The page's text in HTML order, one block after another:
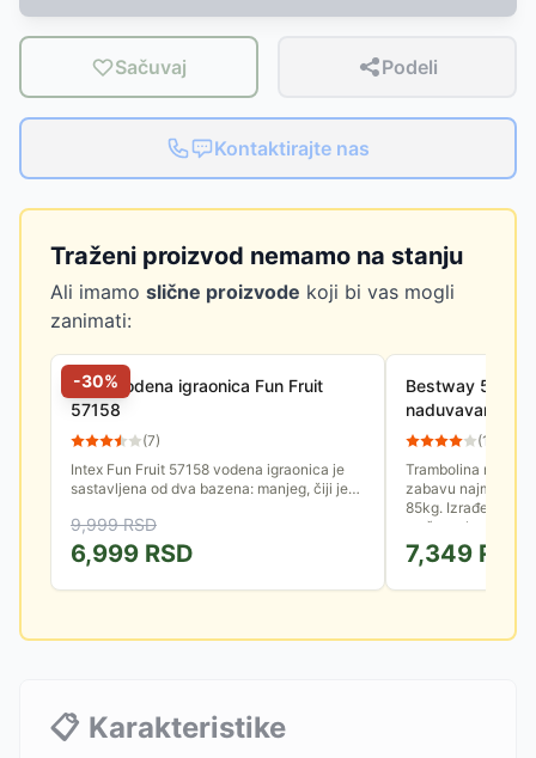
Sačuvaj Podeli
Kontaktirajte nas
Traženi proizvod nemamo na stanju
Ali imamo slične proizvode koji bi vas mogli
zanimati:
-30%
Intex vodena igraonica Fun Fruit
57158
(7)
Intex Fun Fruit 57158 vodena igraonica je
sastavljena od dva bazena: manjeg, čiji je
čiji je kapacitet...
9,999RSD
6,999 RSD
Bestway 52262
naduvavanje
(14
Trambolina na
zabavu najmlađih.
85kg. Izrađena je
može se koristiti
7,349 RSD
📋 Karakteristike